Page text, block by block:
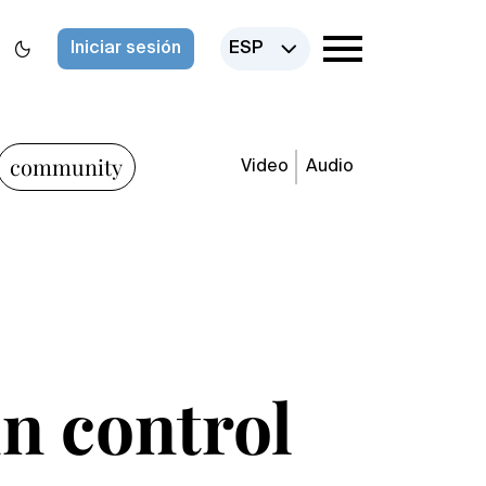
Iniciar sesión ESP
community Video Audio
control